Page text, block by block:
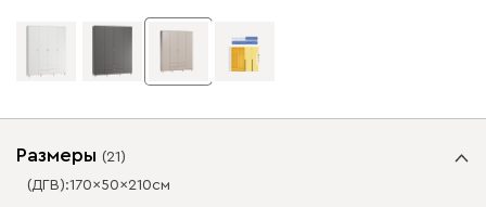
Размеры (21)
(ДГВ):170 ✕ 50 ✕ 210см